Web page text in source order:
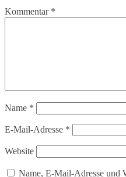
Kommentar *
Name *
E-Mail-Adresse *
Website
Name, E-Mail-Adresse und